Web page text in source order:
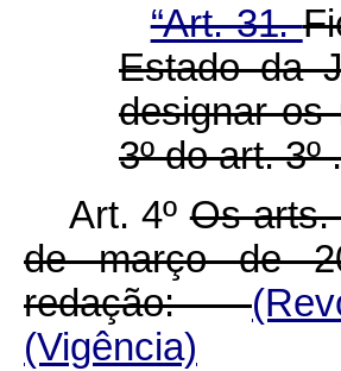
“Art. 31.
Estado da
designar os
3º do art. 3º
Art. 4ºOs arts.
de março de
redação:
(Vigência)